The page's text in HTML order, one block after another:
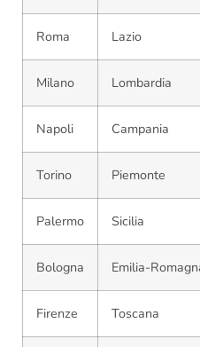
Roma Lazio
Milano Lombardia
Napoli Campania
Torino Piemonte
Palermo Sicilia
Bologna Emilia-
Firenze Toscana